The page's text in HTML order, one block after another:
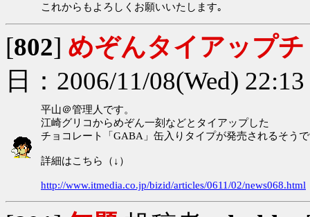
これからもよろしくお願いいたします｡
[802] めぞんタイアップ
日：2006/11/08(Wed)
平山＠管理人です。
江崎グリコからめぞん一刻などとタイアップした
チョコレート「GABA」缶入りタイプが発売されるそう
詳細はこちら（↓）
http://www.itmedia.co.jp/bizid/articles/0611/02/news068.html